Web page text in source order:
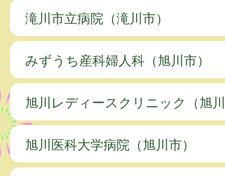
滝川市立病院（滝川市）
みずうち産科婦人科（旭川市）
旭川レディースクリニック（旭
旭川医科大学病院（旭川市）